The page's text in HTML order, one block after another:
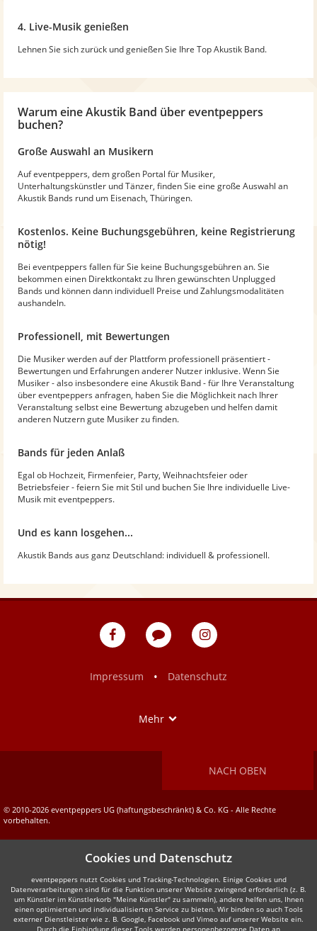
4. Live-Musik genießen
Lehnen Sie sich zurück und genießen Sie Ihre Top Akustik Band.
Warum eine Akustik Band über eventpeppers
buchen?
Große Auswahl an Musikern
Auf eventpeppers, dem großen Portal für Musiker,
Unterhaltungskünstler und Tänzer, finden Sie eine große Auswahl an
Akustik Bands rund um Eisenach, Thüringen.
Kostenlos. Keine Buchungsgebühren, keine Registrierung
nötig!
Bei eventpeppers fallen für Sie keine Buchungsgebühren an. Sie
bekommen einen Direktkontakt zu Ihren gewünschten Unplugged
Bands und können dann individuell Preise und Zahlungsmodalitäten
aushandeln.
Professionell, mit Bewertungen
Die Musiker werden auf der Plattform professionell präsentiert -
Bewertungen und Erfahrungen anderer Nutzer inklusive. Wenn Sie
Musiker - also insbesondere eine Akustik Band - für Ihre Veranstaltung
über eventpeppers anfragen, haben Sie die Möglichkeit nach Ihrer
Veranstaltung selbst eine Bewertung abzugeben und helfen damit
anderen Nutzern gute Musiker zu finden.
Bands für jeden Anlaß
Egal ob Hochzeit, Firmenfeier, Party, Weihnachtsfeier oder
Betriebsfeier - feiern Sie mit Stil und buchen Sie Ihre individuelle Live-
Musik mit eventpeppers.
Und es kann losgehen...
Akustik Bands aus ganz Deutschland: individuell & professionell.
eventpeppers
Blog
eventpeppers
Impressum
• Datenschutz
Mehr
NACH OBEN
© 2010-2026 eventpeppers UG (haftungsbeschränkt) & Co. KG - Alle Rechte
vorbehalten.
Cookies und Datenschutz
eventpeppers nutzt Cookies und Tracking-Technologien. Einige Cookies und
Datenverarbeitungen sind für die Funktion unserer Website zwingend erforderlich (z. B.
um Künstler im Künstlerkorb "Meine Künstler" zu sammeln), andere helfen uns, Ihnen
einen optimierten und individualisierten Service zu bieten. Wir binden so auch Tools
externer Dienstleister wie z. B. Google, Facebook und Vimeo auf unserer Website ein.
Durch die Einbindung dieser Tools werden personenbezogene Daten an